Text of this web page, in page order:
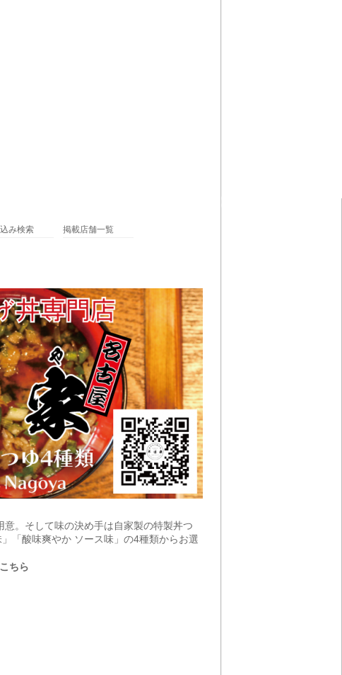
み検索
掲載店舗一覧
。そして味の決め手は自家製の特製丼つ
「酸味爽やか ソース味」の4種類からお選
ちら